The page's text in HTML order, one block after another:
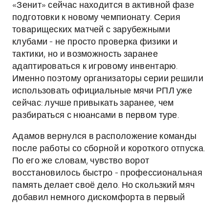
«Зенит» сейчас находится в активной фазе
подготовки к новому чемпионату. Серия
товарищеских матчей с зарубежными
клубами - не просто проверка физики и
тактики, но и возможность заранее
адаптироваться к игровому инвентарю.
Именно поэтому организаторы серии решили
использовать официальные мячи РПЛ уже
сейчас: лучше привыкать заранее, чем
разбираться с нюансами в первом туре.
Адамов вернулся в расположение команды
после работы со сборной и короткого отпуска.
По его же словам, чувство ворот
восстановилось быстро - профессиональная
память делает своё дело. Но скользкий мяч
добавил немного дискомфорта в первый